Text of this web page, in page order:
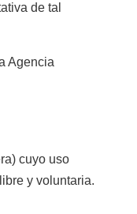
de tal
Agencia
cuyo uso
y voluntaria.